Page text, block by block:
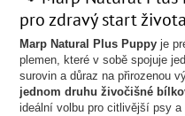
pro zdravý start života
Marp Natural Plus Puppy je
plemen, které v sobě spojuje
surovin a důraz na přirozenou
jednom druhu živočišné
ideální volbu pro citlivější psy